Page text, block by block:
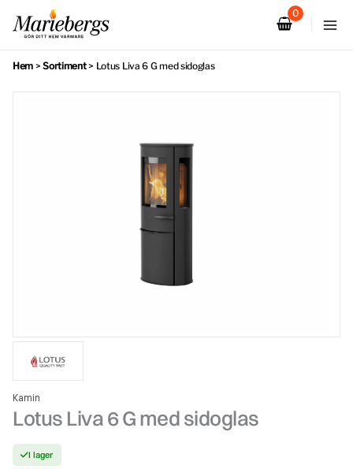
innehåll
Hem >Sortiment> Lotus Liva 6 G med sidoglas
Kamin
Lotus Liva 6 G med sidoglas
I lager